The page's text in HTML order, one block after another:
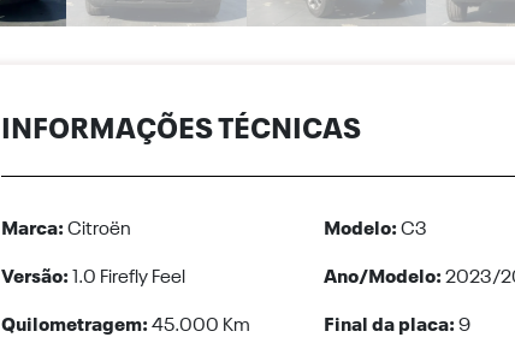
INFORMAÇÕES TÉCNICAS
Marca:Citroën Modelo:C3
Versão: 1.0 Firefly Feel Ano/Modelo:2023/
Quilometragem:45.000 Km Final da placa:9